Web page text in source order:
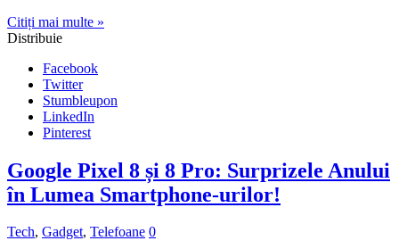
Citiți mai multe »
Distribuie
Facebook
Twitter
Stumbleupon
LinkedIn
Pinterest
Google Pixel 8 și 8 Pro: Surprizele Anului
în Lumea Smartphone-urilor!
Tech, Gadget, Telefoane 0